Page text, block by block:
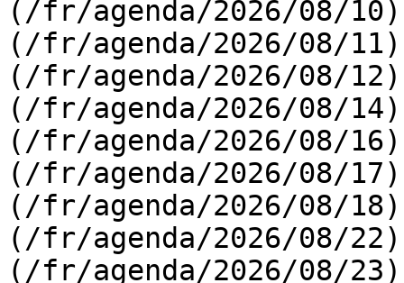
(/fr/agenda/2026/08/
(/fr/agenda/2026/08/
(/fr/agenda/2026/08/
(/fr/agenda/2026/08/
(/fr/agenda/2026/08/
(/fr/agenda/2026/08/
(/fr/agenda/2026/08/
(/fr/agenda/2026/08/
(/fr/agenda/2026/08/